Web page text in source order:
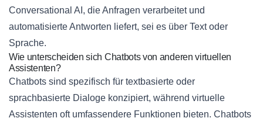
Conversational AI, die Anfragen verarbeitet und
automatisierte Antworten liefert, sei es über Text oder
Sprache.
Wie unterscheiden sich Chatbots von anderen virtuellen
Assistenten?
Chatbots sind spezifisch für textbasierte oder
sprachbasierte Dialoge konzipiert, während virtuelle
Assistenten oft umfassendere Funktionen bieten. Chatbots